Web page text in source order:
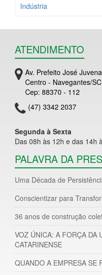
Indústria
ATENDIMENTO
Av. Prefeito José
Centro - Navegantes/SC
Cep: 88370 - 112
(47) 3342 2037
Segunda à Sexta
Das 08h às 12h e das 14h
PALAVRA DA
Uma Década de
Conscientizar para
36 anos de construção
VOZ ÚNICA: A FORÇA DA
CATARINENSE
QUANDO A EMPRESA SE